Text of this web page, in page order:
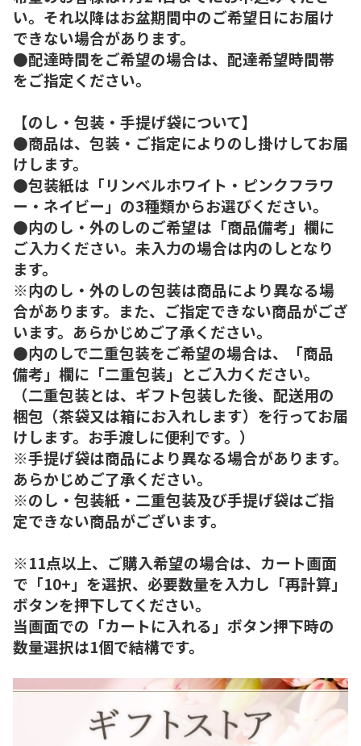
い。それ以降はお盆期間中のご希望日にお届け
できない場合があります。
●配達時間をご希望の場合は、配達希望時間帯
をご指定ください。
【のし・包装・手提げ袋について】
●商品は、包装・ご指定によりのし掛けしてお届
けします。
●包装紙は「リンベルホワイト・ピンクフラワ
ー・ネイビー」の3種類からお選びください。
●内のし・外のしのご希望は「商品備考」欄に
ご入力ください。未入力の場合は内のしとなり
ます。
※内のし・外のしの包装は商品により異なる場
合があります。また、ご指定できない商品がござ
います。あらかじめご了承ください。
●内のしで二重包装をご希望の場合は、「商品
備考」欄に「二重包装」とご入力ください。
（二重包装とは、ギフト包装した後、配送用の
梱包（茶袋又は箱にお入れします）を行ってお届
けします。お手渡しに便利です。）
※手提げ袋は商品により異なる場合があります。
あらかじめご了承ください。
※のし・包装紙・二重包装及び手提げ袋はご指
定できない商品がございます。
※11点以上、ご購入希望の場合は、カート画面
で「10+」を選択、必要数量を入力し「再計算」
ボタンを押下してください。
当画面での「カートに入れる」ボタン押下時の
数量選択は1個で結構です。